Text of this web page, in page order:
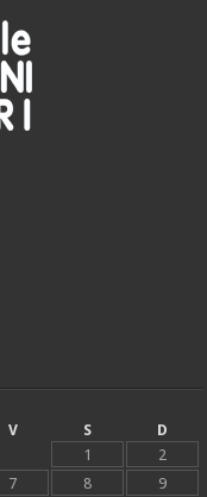
V S
D
1
2
7 8
9